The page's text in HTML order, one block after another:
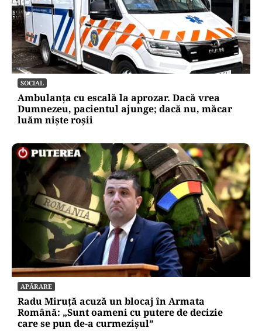
SOCIAL
Ambulanța cu escală la aprozar. Dacă vrea
Dumnezeu, pacientul ajunge; dacă nu, măcar
luăm niște roșii
APĂRARE
Radu Miruță acuză un blocaj în Armata
Română: „Sunt oameni cu putere de decizie
care se pun de-a curmezișul”